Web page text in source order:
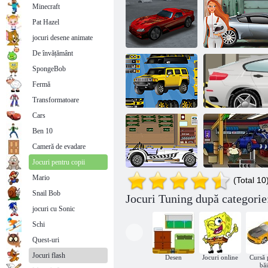
Serviciu de master
Pimp My Viper
3D
Publicitate
masina ta
Pimp My
Hummer
Tuning BMW
X6
Pimp clasic
Găsiți roți în
(Total 10)
Jocuri Tuning după
Desen Jocuri online
Cursă
Minecraft
Pat Hazel
jocuri desene animate
De învățământ
SpongeBob
Fermă
Transformatoare
Cars
Ben 10
Cameră de evadare
Jocuri pentru copii
Mario
Snail Bob
jocuri cu Sonic
Schi
Quest-uri
Jocuri flash